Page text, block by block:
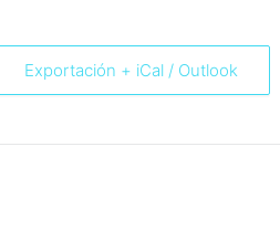
Exportación + iCal / Outlook